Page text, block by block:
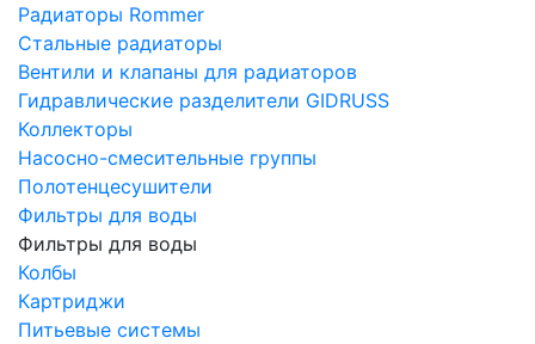
Радиаторы Rommer
Стальные радиаторы
Вентили и клапаны для радиаторов
Гидравлические разделители GIDRUSS
Коллекторы
Насосно-смесительные группы
Полотенцесушители
Фильтры для воды
Фильтры для воды
Колбы
Картриджи
Питьевые системы